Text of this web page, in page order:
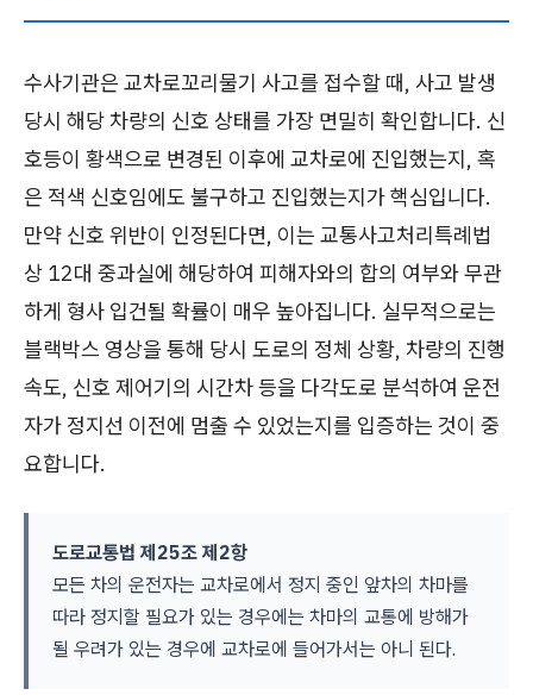
수사기관은 교차로꼬리물기 사고를 접수할 때, 사고 발생
당시 해당 차량의 신호 상태를 가장 면밀히 확인합니다. 신
호등이 황색으로 변경된 이후에 교차로에 진입했는지, 혹
은 적색 신호임에도 불구하고 진입했는지가 핵심입니다.
만약 신호 위반이 인정된다면, 이는 교통사고처리특례법
상 12대 중과실에 해당하여 피해자와의 합의 여부와 무관
하게 형사 입건될 확률이 매우 높아집니다. 실무적으로는
블랙박스 영상을 통해 당시 도로의 정체 상황, 차량의 진행
속도, 신호 제어기의 시간차 등을 다각도로 분석하여 운전
자가 정지선 이전에 멈출 수 있었는지를 입증하는 것이 중
요합니다.
도로교통법 제25조 제2항
모든 차의 운전자는 교차로에서 정지 중인 앞차의 차마를
따라 정지할 필요가 있는 경우에는 차마의 교통에 방해가
될 우려가 있는 경우에 교차로에 들어가서는 아니 된다.